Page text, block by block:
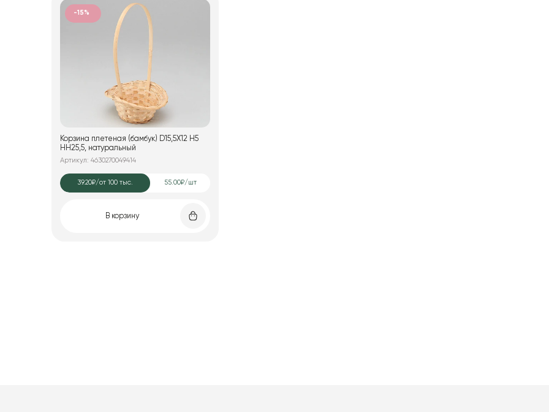
-15%
Корзина плетеная (бамбук) D15,5X12 H5
HH25,5, натуральный
Артикул: 4630270049414
39.20₽/от 100 тыс. 55.00₽/шт
В корзину